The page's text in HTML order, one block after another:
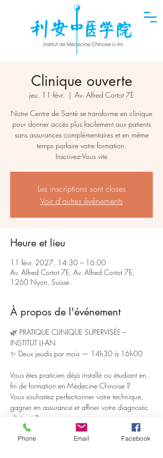
Clinique ouverte
jeu. 11 févr.
  |
Av. Alfred Cortot 7E
Notre Centre de Santé se transforme en clinique
pour donner accès plus facilement aux patients
sans assurances complémentaires et en même
temps parfaire votre formation.
Inscrivez-Vous vite
Les inscriptions sont closes
Voir d'autres événements
Heure et lieu
11 févr. 2027, 14:30 – 16:00
Av. Alfred Cortot 7E, Av. Alfred Cortot 7E,
1260 Nyon, Suisse
À propos de l'événement
🌿 PRATIQUE CLINIQUE SUPERVISÉE –
INSTITUT LI-AN
✨ Deux jeudis par mois — 14h30 à 16h00
Vous êtes praticien déjà installé ou étudiant en
fin de formation en Médecine Chinoise ?
Vous souhaitez perfectionner votre technique,
gagner en assurance et affiner votre diagnostic
clinique ?
L’Institut Li-An ouvre ses portes pour des sessions
Phone Email Facebook